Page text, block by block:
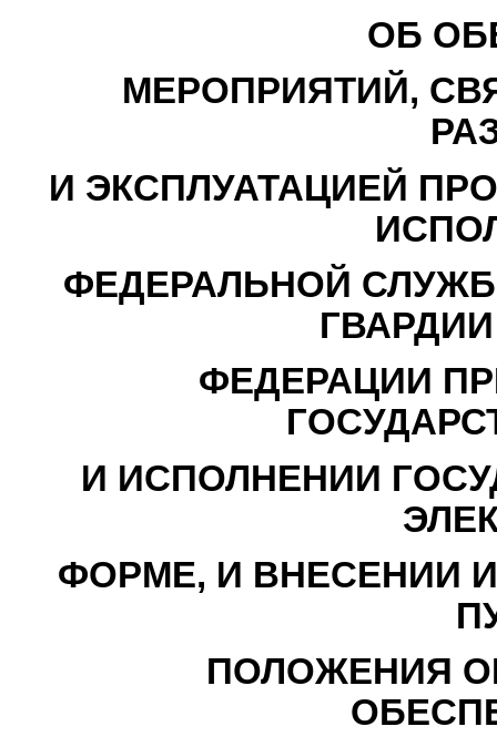
ОБ
МЕРОПРИЯТИЙ,
И ЭКСПЛУАТАЦИЕЙ
ФЕДЕРАЛЬНОЙ
ФЕДЕРАЦИИ
И ИСПОЛНЕНИИ
ФОРМЕ, И ВНЕСЕНИИ
ПОЛОЖЕНИЯ